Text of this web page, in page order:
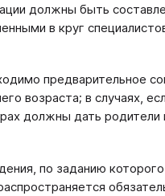
должны быть
в круг
предварительное
возраста; в случаях,
должны дать родители
по заданию